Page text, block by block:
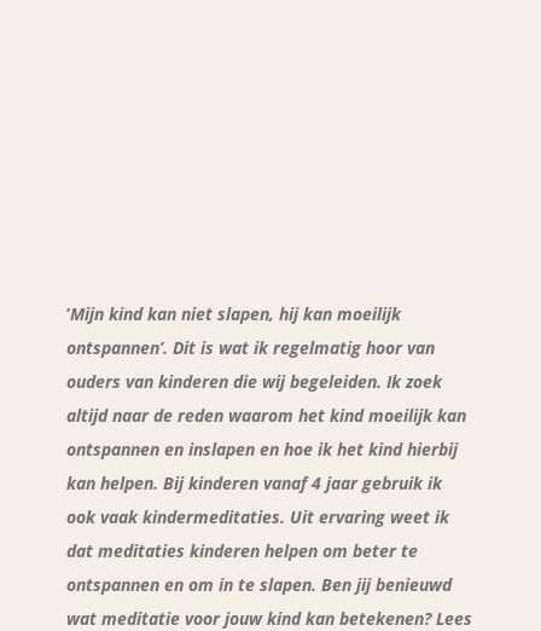
‘Mijn kind kan niet slapen, hij kan moeilijk
ontspannen’. Dit is wat ik regelmatig hoor van
ouders van kinderen die wij begeleiden. Ik zoek
altijd naar de reden waarom het kind moeilijk kan
ontspannen en inslapen en hoe ik het kind hierbij
kan helpen. Bij kinderen vanaf 4 jaar gebruik ik
ook vaak kindermeditaties. Uit ervaring weet ik
dat meditaties kinderen helpen om beter te
ontspannen en om in te slapen. Ben jij benieuwd
wat meditatie voor jouw kind kan betekenen? Lees